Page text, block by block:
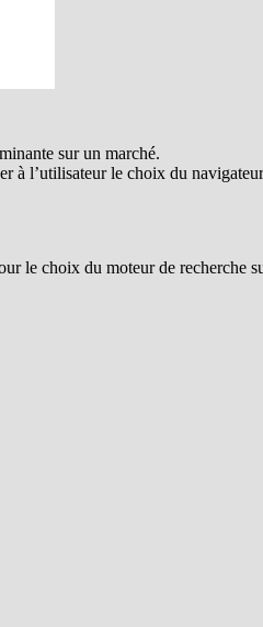
sur un marché.
à l’utilisateur le choix du
le choix du moteur de recherche